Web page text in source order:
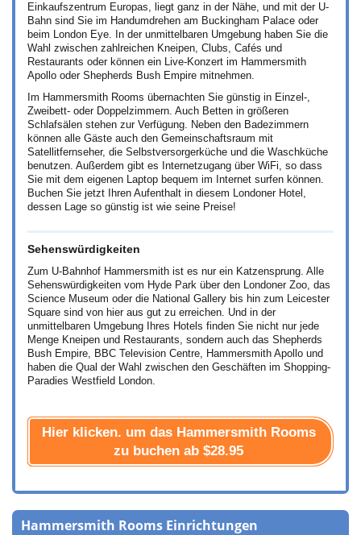
Einkaufszentrum Europas, liegt ganz in der Nähe, und mit der U-
Bahn sind Sie im Handumdrehen am Buckingham Palace oder
beim London Eye. In der unmittelbaren Umgebung haben Sie die
Wahl zwischen zahlreichen Kneipen, Clubs, Cafés und
Restaurants oder können ein Live-Konzert im Hammersmith
Apollo oder Shepherds Bush Empire mitnehmen.
Im Hammersmith Rooms übernachten Sie günstig in Einzel-,
Zweibett- oder Doppelzimmern. Auch Betten in größeren
Schlafsälen stehen zur Verfügung. Neben den Badezimmern
können alle Gäste auch den Gemeinschaftsraum mit
Satellitfernseher, die Selbstversorgerküche und die Waschküche
benutzen. Außerdem gibt es Internetzugang über WiFi, so dass
Sie mit dem eigenen Laptop bequem im Internet surfen können.
Buchen Sie jetzt Ihren Aufenthalt in diesem Londoner Hotel,
dessen Lage so günstig ist wie seine Preise!
Sehenswürdigkeiten
Zum U-Bahnhof Hammersmith ist es nur ein Katzensprung. Alle
Sehenswürdigkeiten vom Hyde Park über den Londoner Zoo, das
Science Museum oder die National Gallery bis hin zum Leicester
Square sind von hier aus gut zu erreichen. Und in der
unmittelbaren Umgebung Ihres Hotels finden Sie nicht nur jede
Menge Kneipen und Restaurants, sondern auch das Shepherds
Bush Empire, BBC Television Centre, Hammersmith Apollo und
haben die Qual der Wahl zwischen den Geschäften im Shopping-
Paradies Westfield London.
Hier klicken. um das Hammersmith Rooms
zu buchen ab $28.95
Hammersmith Rooms Einrichtungen